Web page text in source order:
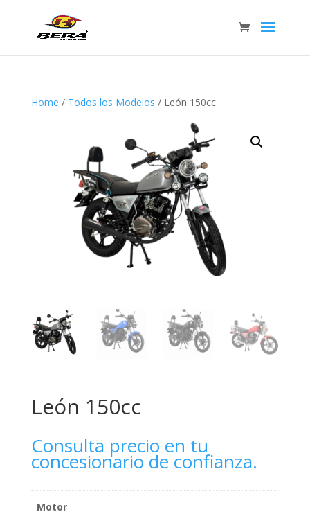
Home / Todos los Modelos / León 150cc
León 150cc
Consulta precio en tu
concesionario de confianza.
Motor